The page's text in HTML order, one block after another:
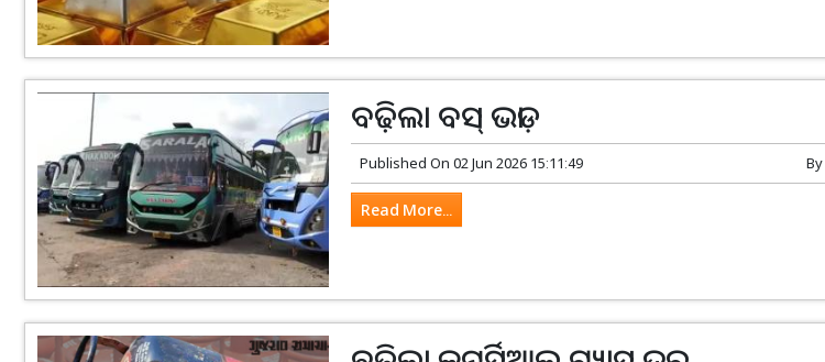
ବଢ଼ିଲା ବସ୍‌ ଭଡ଼ା
Published On 02 Jun 2026 15:11:49 By
Read More...